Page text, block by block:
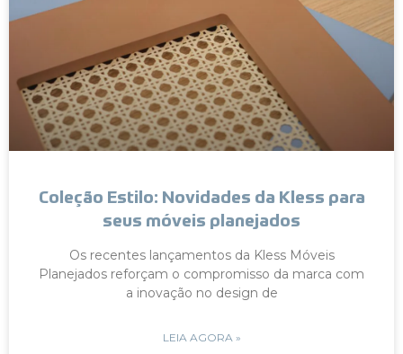
Coleção Estilo: Novidades da Kless para
seus móveis planejados
Os recentes lançamentos da Kless Móveis
Planejados reforçam o compromisso da marca com
a inovação no design de
LEIA AGORA »